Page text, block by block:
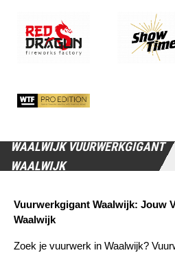
WAALWIJK VUURWERKGIGANT
WAALWIJK
Vuurwerkgigant Waalwijk: Jouw
Waalwijk
Zoek je vuurwerk in Waalwijk?